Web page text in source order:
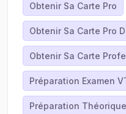
Obtenir Sa Carte Pro
Obtenir Sa Carte Pro
Obtenir Sa Carte
Préparation Examen
Préparation